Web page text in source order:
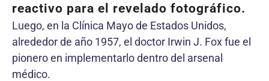
reactivo para el revelado fotográfico.
Luego, en la Clínica Mayo de Estados Unidos,
alrededor de año 1957, el doctor Irwin J. Fox fue el
pionero en implementarlo dentro del arsenal
médico.